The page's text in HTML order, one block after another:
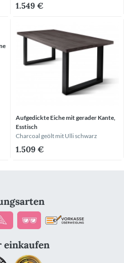
1.549 €
Aufgedickte Eiche mit gerader Kante,
Esstisch
Charcoal geölt mit Ulli schwarz
1.509 €
einkaufen